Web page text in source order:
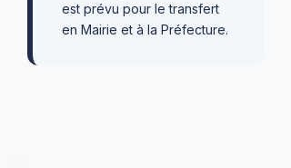
est prévu pour le transfert
en Mairie et à la Préfecture.